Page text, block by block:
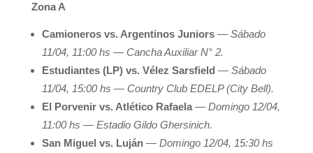
Zona A
Camioneros vs. Argentinos Juniors— Sábado
11/04, 11:00 hs — Cancha Auxiliar N° 2.
Estudiantes (LP) vs. Vélez Sarsfield —Sábado
11/04, 15:00 hs — Country Club EDELP (City Bell).
El Porvenir vs. Atlético Rafaela— Domingo 12/04,
11:00 hs — Estadio Gildo Ghersinich.
San Miguel vs. Luján— Domingo 12/04, 15:30 hs